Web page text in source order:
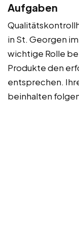
Aufgaben
in St. Georgen
wichtige Rolle
Produkte den
entsprechen.
beinhalten